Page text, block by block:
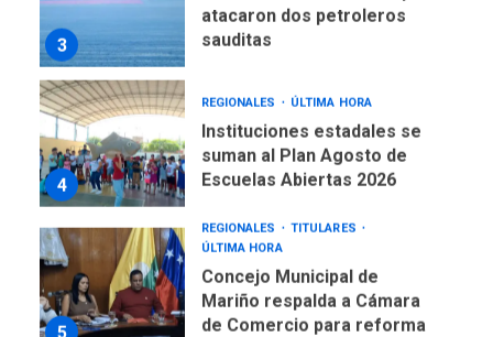
4
Instituciones estadales se
suman al Plan Agosto de
5
REGIONALES
TITULARES
ÚLTIMA HORA
Concejo Municipal de
Mariño respalda a Cámara
de Ley de Puerto Libre
ÚLTIMA HORA
CNP plantea incluir Libertad